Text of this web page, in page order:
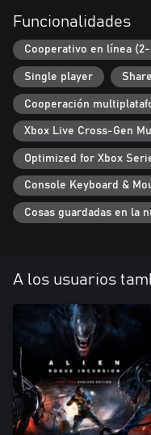
Funcionalidades
Cooperativo en línea
Single player
Cooperación
Xbox Live Cross-Gen
Optimized for Xbox
Console Keyboard &
Cosas guardadas en la
A los usuarios